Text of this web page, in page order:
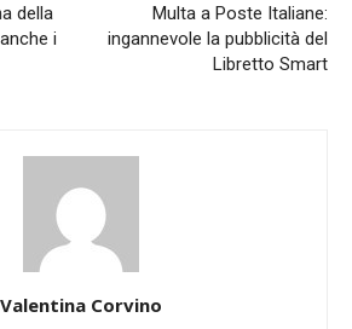
della
i
Multa a Poste Italiane:
ingannevole la pubblicità del
Libretto Smart
Valentina Corvino